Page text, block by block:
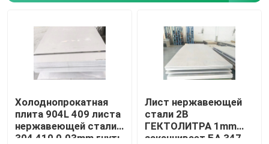
О нас
Проверка качества
Холоднопрокатная
плита 904L 409 листа
нержавеющей стали
304 410 0.03mm гнуть
Лист нержавеющей
стали 2B
ГЕКТОЛИТРА 1mm
заканчивает БА 347